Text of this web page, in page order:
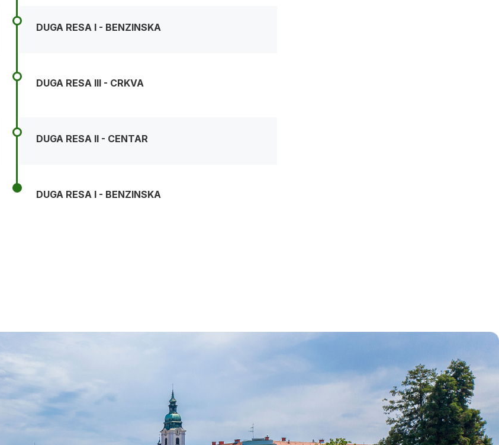
DUGA RESA I - BENZINSKA
DUGA RESA III - CRKVA
DUGA RESA II - CENTAR
DUGA RESA I - BENZINSKA